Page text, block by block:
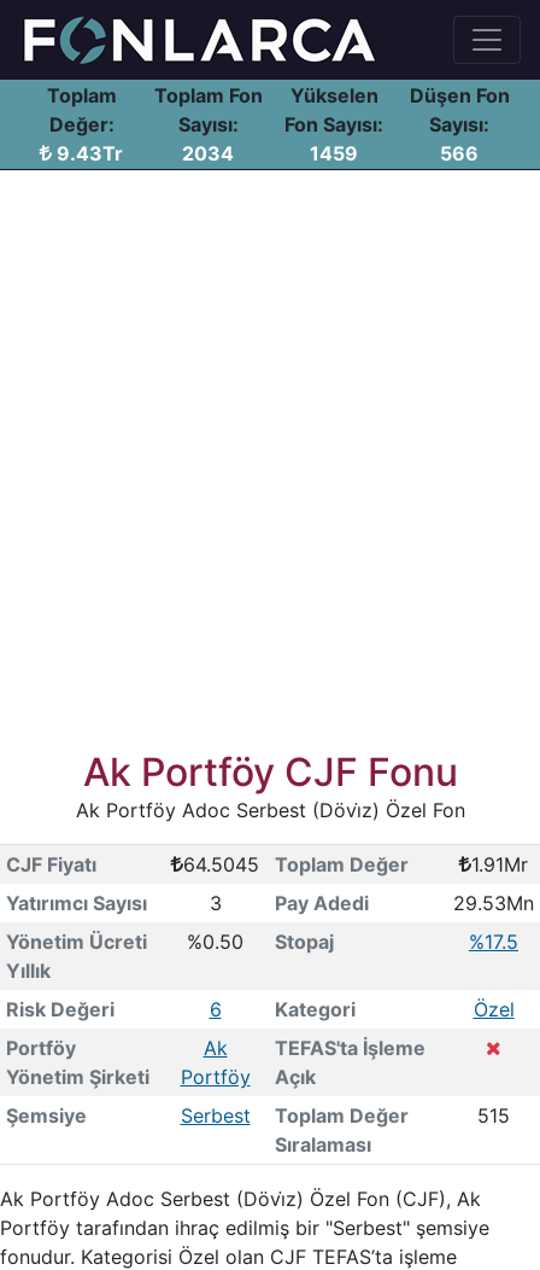
Toplam
Değer:
9.43Tr
Toplam Fon
Sayısı:
2034
Yükselen
Fon Sayısı:
1459
Düşen Fon
Sayısı:
566
Ak Portföy CJF Fonu
Ak Portföy Adoc Serbest (Dövi̇z) Özel Fon
CJF Fiyatı 64.5045 Toplam Değer
1.91Mr
Yatırımcı Sayısı
3 Pay Adedi
29.53Mn
Yönetim Ücreti
Yıllık
%0.50 Stopaj %17.5
Risk Değeri 6 Kategori
Özel
Portföy
Yönetim Şirketi
Ak
Portföy
TEFAS'ta İşleme
Açık
Şemsiye
Serbest
Toplam Değer
Sıralaması
515
Ak Portföy Adoc Serbest (Dövi̇z) Özel Fon (CJF), Ak
Portföy tarafından ihraç edilmiş bir "Serbest" şemsiye
fonudur. Kategorisi Özel olan CJF TEFAS’ta işleme